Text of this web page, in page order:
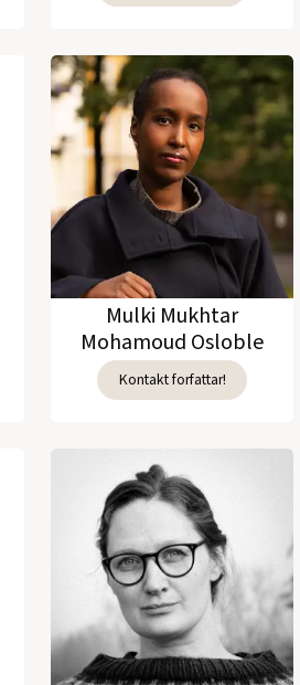
Mulki Mukhtar
Mohamoud Osloble
Kontakt forfattar!